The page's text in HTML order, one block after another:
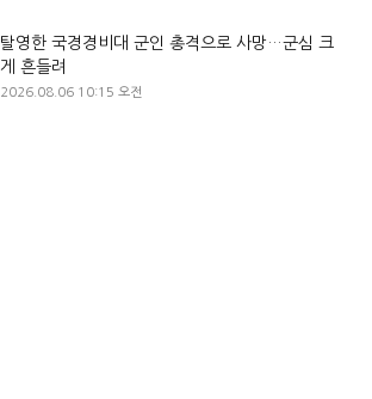
탈영한 국경경비대 군인 총격으로 사망…군심 크
게 흔들려
2026.08.06 10:15 오전